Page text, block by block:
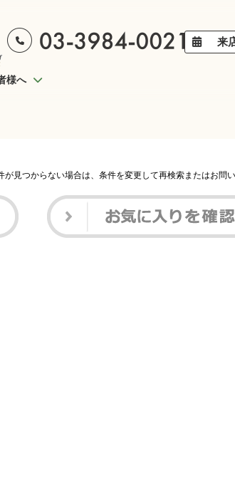
来
様へ
見つからない場合は、条件を変更して再検索またはお問い